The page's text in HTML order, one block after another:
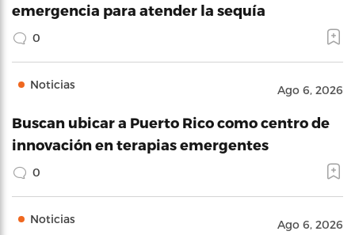
emergencia para atender la sequía
0
Noticias Ago 6, 2026
Buscan ubicar a Puerto Rico como centro de
innovación en terapias emergentes
0
Noticias Ago 6, 2026